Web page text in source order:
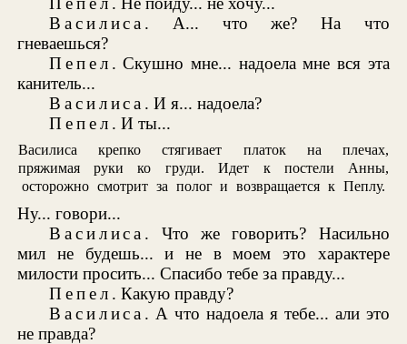
Василиса . А... что же? На что
гневаешься?
Пепел . Скушно мне... надоела мне вся эта
канитель...
Василиса . И я... надоела?
Пепел . И ты...
Василиса крепко стягивает платок на плечах,
пряжимая руки ко груди. Идет к постели Анны,
осторожно смотрит за полог и возвращается к Пеплу.
Ну... говори...
Василиса . Что же говорить? Насильно
мил не будешь... и не в моем это характере
милости просить... Спасибо тебе за правду...
Пепел . Какую правду?
Василиса . А что надоела я тебе... али это
не правда?